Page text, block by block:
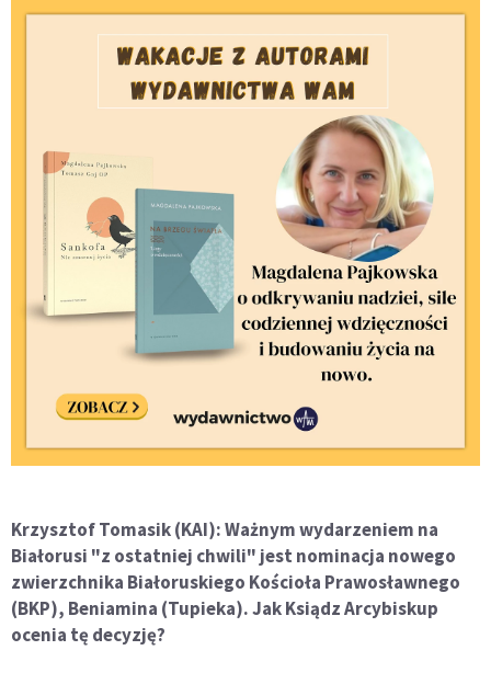
Krzysztof Tomasik (KAI): Ważnym wydarzeniem na
Białorusi "z ostatniej chwili" jest nominacja nowego
zwierzchnika Białoruskiego Kościoła Prawosławnego
(BKP), Beniamina (Tupieka). Jak Ksiądz Arcybiskup
ocenia tę decyzję?